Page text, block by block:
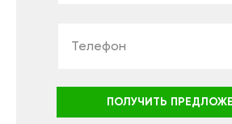
ПОЛУЧИТЬ